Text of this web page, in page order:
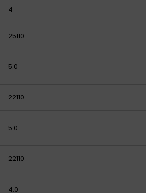
4
25110
5.0
22110
5.0
22110
4.0